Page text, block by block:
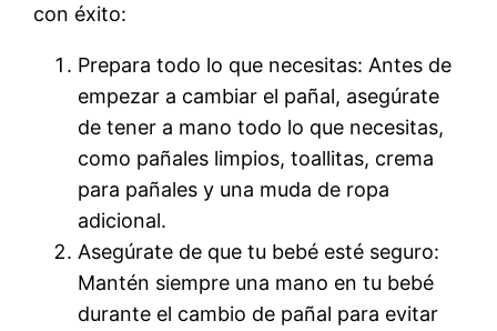
con éxito:
Prepara todo lo que necesitas: Antes de
empezar a cambiar el pañal, asegúrate
de tener a mano todo lo que necesitas,
como pañales limpios, toallitas, crema
para pañales y una muda de ropa
adicional.
Asegúrate de que tu bebé esté seguro:
Mantén siempre una mano en tu bebé
durante el cambio de pañal para evitar